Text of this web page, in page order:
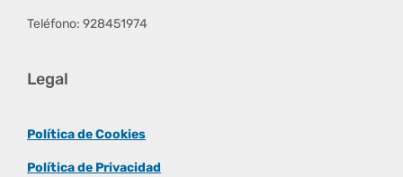
Teléfono: 928451974
Legal
Política de Cookies
Política de Privacidad